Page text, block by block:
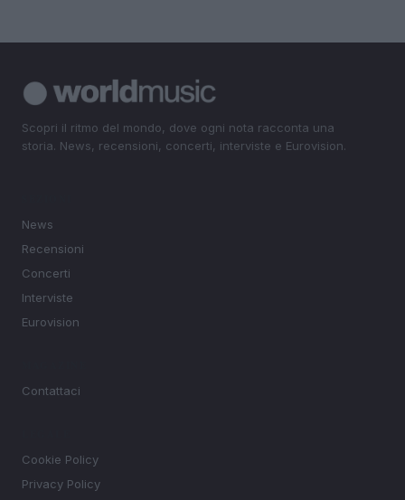
Scopri il ritmo del mondo, dove ogni nota racconta una
storia. News, recensioni, concerti, interviste e Eurovision.
News
Recensioni
Concerti
Interviste
Eurovision
Contattaci
Cookie Policy
Privacy Policy